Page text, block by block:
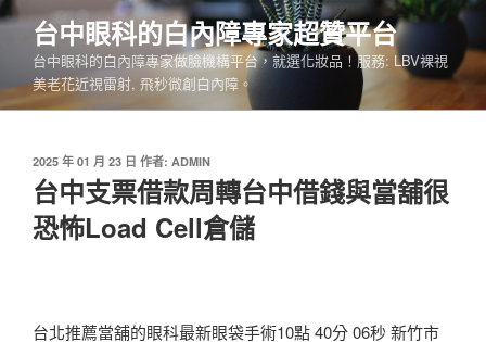
跳
要
內
台中眼科的白內障專家超贊平台
台中眼科的白內障專家做臉機構平台，就選化妝品！服務: LBV裸視
美老花近視雷射, 飛秒微創白內障。
發
佈
於
2025 年 01 月 23 日 作者: ADMIN
台中支票借款周轉台中借錢與當舖很
恐怖Load Cell倉儲
台北推薦當舖的眼科最新眼袋手術10點 40分 06秒 新竹市